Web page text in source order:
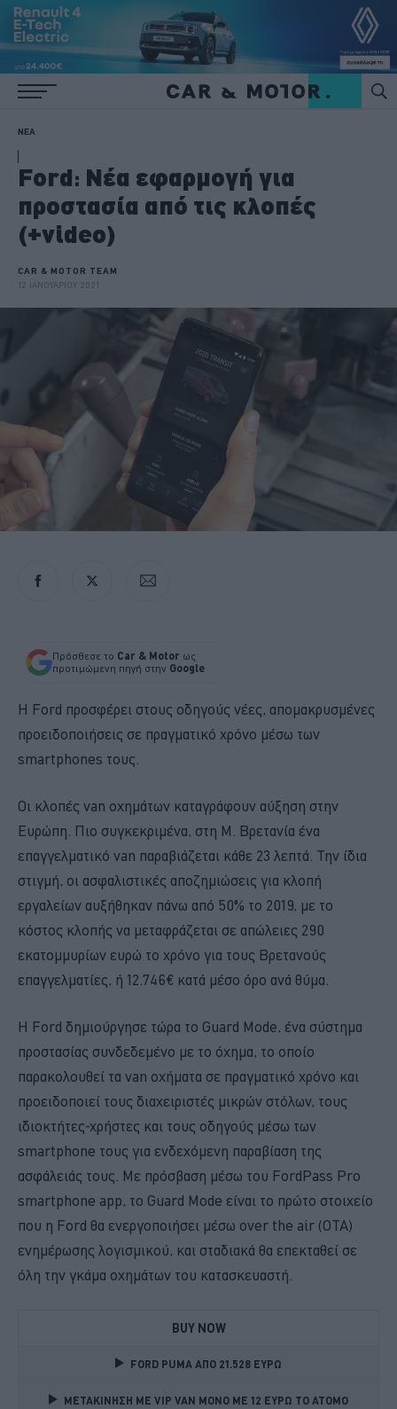
ΝΕΑ
Ford: Νέα εφαρμογή για
προστασία από τις κλοπές
(+video)
CAR & MOTOR TEAM
12 ΙΑΝΟΥΑΡΙΟΥ 2021
Πρόσθεσε το Car & Motor ως
προτιμώμενη πηγή στην Google
Η Ford προσφέρει στους οδηγούς νέες, απομακρυσμένες
προειδοποιήσεις σε πραγματικό χρόνο μέσω των
smartphones τους.
Οι κλοπές van οχημάτων καταγράφουν αύξηση στην
Ευρώπη. Πιο συγκεκριμένα, στη Μ. Βρετανία ένα
επαγγελματικό van παραβιάζεται κάθε 23 λεπτά. Την ίδια
στιγμή, οι ασφαλιστικές αποζημιώσεις για κλοπή
εργαλείων αυξήθηκαν πάνω από 50% το 2019, με το
κόστος κλοπής να μεταφράζεται σε απώλειες 290
εκατομμυρίων ευρώ το χρόνο για τους Βρετανούς
επαγγελματίες, ή 12.746€ κατά μέσο όρο ανά θύμα.
Η Ford δημιούργησε τώρα το Guard Mode, ένα σύστημα
προστασίας συνδεδεμένο με το όχημα, το οποίο
παρακολουθεί τα van οχήματα σε πραγματικό χρόνο και
προειδοποιεί τους διαχειριστές μικρών στόλων, τους
ιδιοκτήτες-χρήστες και τους οδηγούς μέσω των
smartphone τους για ενδεχόμενη παραβίαση της
ασφάλειάς τους. Με πρόσβαση μέσω του FordPass Pro
smartphone app, το Guard Mode είναι το πρώτο στοιχείο
που η Ford θα ενεργοποιήσει μέσω over the air (OTA)
ενημέρωσης λογισμικού, και σταδιακά θα επεκταθεί σε
όλη την γκάμα οχημάτων του κατασκευαστή.
BUY NOW
FORD PUMA ΑΠΟ 21.528 ΕΥΡΩ
ΜΕΤΑΚΙΝΗΣΗ ΜΕ VIP VAN ΜΟΝΟ ΜΕ 12 ΕΥΡΩ ΤΟ ΑΤΟΜΟ